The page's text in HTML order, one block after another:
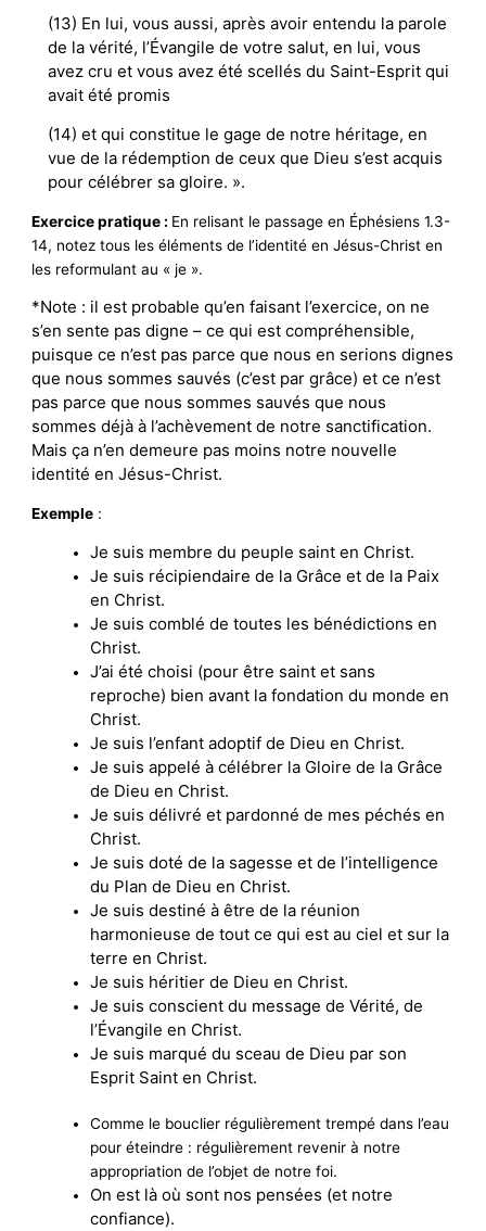
(13) En lui, vous aussi, après avoir entendu la parole
de la vérité, l’Évangile de votre salut, en lui, vous
avez cru et vous avez été scellés du Saint-Esprit qui
avait été promis
(14) et qui constitue le gage de notre héritage, en
vue de la rédemption de ceux que Dieu s’est acquis
pour célébrer sa gloire. ».
Exercice pratique : En relisant le passage en Éphésiens 1.3-
14, notez tous les éléments de l’identité en Jésus-Christ en
les reformulant au « je ».
*Note : il est probable qu’en faisant l’exercice, on ne
s’en sente pas digne – ce qui est compréhensible,
puisque ce n’est pas parce que nous en serions dignes
que nous sommes sauvés (c’est par grâce) et ce n’est
pas parce que nous sommes sauvés que nous
sommes déjà à l’achèvement de notre sanctification.
Mais ça n’en demeure pas moins notre nouvelle
identité en Jésus-Christ.
Exemple :
Je suis membre du peuple saint en Christ.
Je suis récipiendaire de la Grâce et de la Paix
en Christ.
Je suis comblé de toutes les bénédictions en
Christ.
J’ai été choisi (pour être saint et sans
reproche) bien avant la fondation du monde en
Christ.
Je suis l’enfant adoptif de Dieu en Christ.
Je suis appelé à célébrer la Gloire de la Grâce
de Dieu en Christ.
Je suis délivré et pardonné de mes péchés en
Christ.
Je suis doté de la sagesse et de l’intelligence
du Plan de Dieu en Christ.
Je suis destiné à être de la réunion
harmonieuse de tout ce qui est au ciel et sur la
terre en Christ.
Je suis héritier de Dieu en Christ.
Je suis conscient du message de Vérité, de
l’Évangile en Christ.
Je suis marqué du sceau de Dieu par son
Esprit Saint en Christ.
Comme le bouclier régulièrement trempé dans l’eau
pour éteindre : régulièrement revenir à notre
appropriation de l’objet de notre foi.
On est là où sont nos pensées (et notre
confiance).